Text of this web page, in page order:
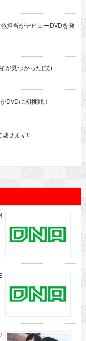
担当がデビューDVDを発
が見つかった(笑)
DVDに初挑戦！
せます!!